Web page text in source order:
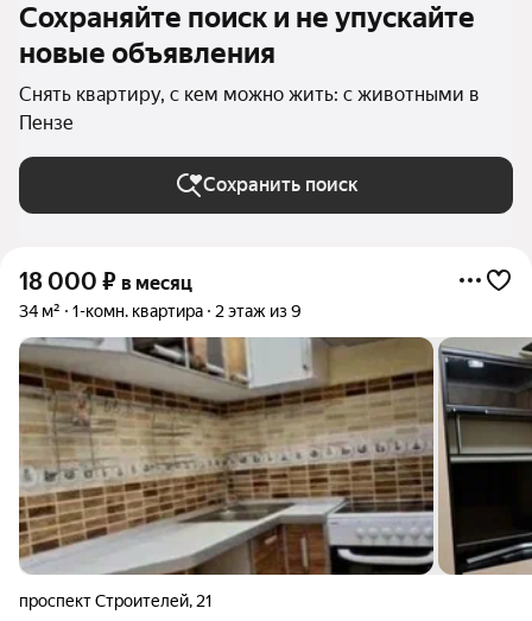
Сохраняйте поиск и не упускайте
новые объявления
Снять квартиру, с кем можно жить: с животными в
Пензе
Сохранить поиск
18 000 ₽ в месяц
34 м² 1-комн. квартира 2 этаж из 9
проспект Строителей, 21